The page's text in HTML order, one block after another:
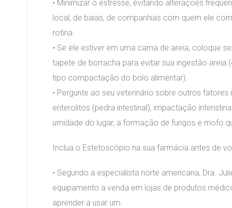
• Minimizar o estresse, evitando alterações
local, de baias, de companhias com quem ele
rotina.
• Se ele estiver em uma cama de areia, coloque
tapete de borracha para evitar sua ingestão areia
tipo compactação do bolo alimentar).
• Pergunte ao seu veterinário sobre outros
enterolitos (pedra intestinal), impactação
umidade do lugar, a formação de fungos e mofo
Inclua o Estetoscópio na sua farmácia antes de
• Segundo a especialista norte americana, Dra.
equipamento a venda em lojas de produtos
aprender a usar um.